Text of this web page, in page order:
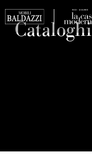
Cataloghi